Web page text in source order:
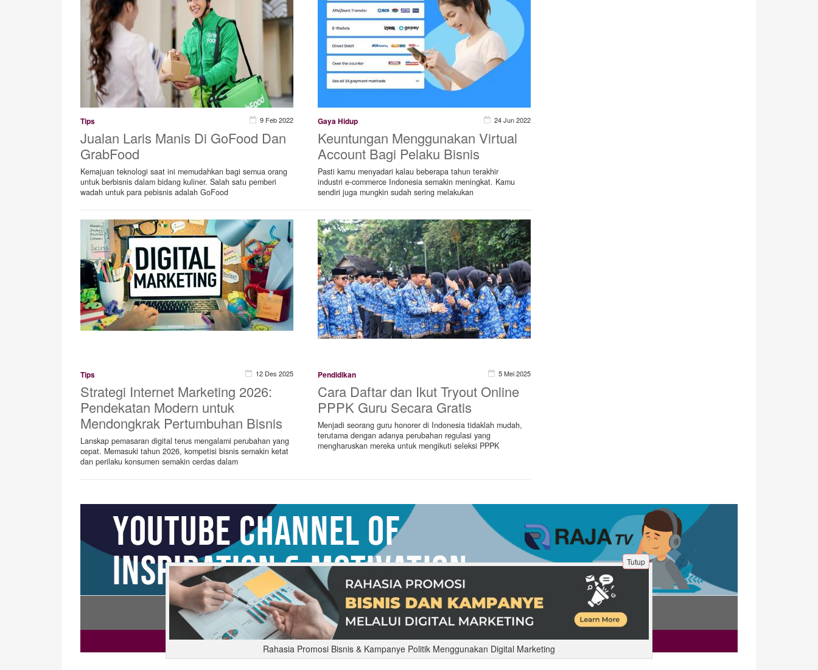
Tips 9 Feb 2022
Jualan Laris Manis Di GoFood Dan
GrabFood
Kemajuan teknologi saat ini memudahkan bagi semua orang
untuk berbisnis dalam bidang kuliner. Salah satu pemberi
wadah untuk para pebisnis adalah GoFood
Gaya Hidup 24 Jun 2022
Keuntungan Menggunakan Virtual
Account Bagi Pelaku Bisnis
Pasti kamu menyadari kalau beberapa tahun terakhir
industri e-commerce Indonesia semakin meningkat. Kamu
sendiri juga mungkin sudah sering melakukan
Tips 12 Des 2025
Strategi Internet Marketing 2026:
Pendekatan Modern untuk
Mendongkrak Pertumbuhan Bisnis
Lanskap pemasaran digital terus mengalami perubahan yang
cepat. Memasuki tahun 2026, kompetisi bisnis semakin ketat
dan perilaku konsumen semakin cerdas dalam
Pendidikan 5 Mei 2025
Cara Daftar dan Ikut Tryout Online
PPPK Guru Secara Gratis
Menjadi seorang guru honorer di Indonesia tidaklah mudah,
terutama dengan adanya perubahan regulasi yang
mengharuskan mereka untuk mengikuti seleksi PPPK
Tentang Kami Berita Disclaimer
Copyright © Pengalamanku.com 2026 - All rights reserved
Tutup
Rahasia Promosi Bisnis & Kampanye Politik Menggunakan Digital Marketing